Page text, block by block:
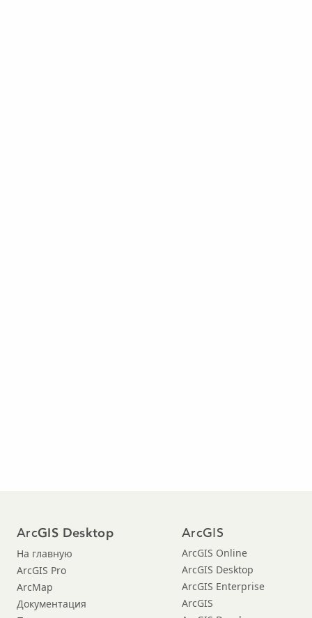
ArcGIS Desktop
На главную
ArcGIS Pro
ArcMap
Документация
ArcGIS
ArcGIS Online
ArcGIS Desktop
ArcGIS Enterprise
ArcGIS